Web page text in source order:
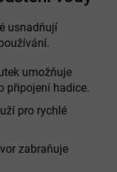
usnadňují
umožňuje
připojení hadice.
pro rychlé
zabraňuje